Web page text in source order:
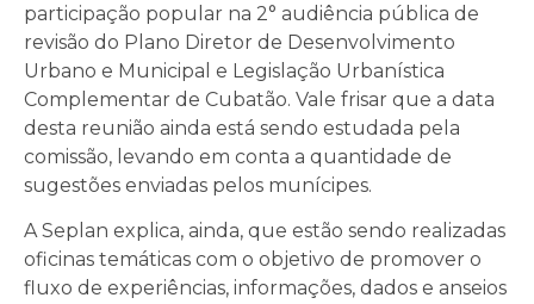
participação popular na 2° audiência pública de
revisão do Plano Diretor de Desenvolvimento
Urbano e Municipal e Legislação Urbanística
Complementar de Cubatão. Vale frisar que a data
desta reunião ainda está sendo estudada pela
comissão, levando em conta a quantidade de
sugestões enviadas pelos munícipes.
A Seplan explica, ainda, que estão sendo realizadas
oficinas temáticas com o objetivo de promover o
fluxo de experiências, informações, dados e anseios